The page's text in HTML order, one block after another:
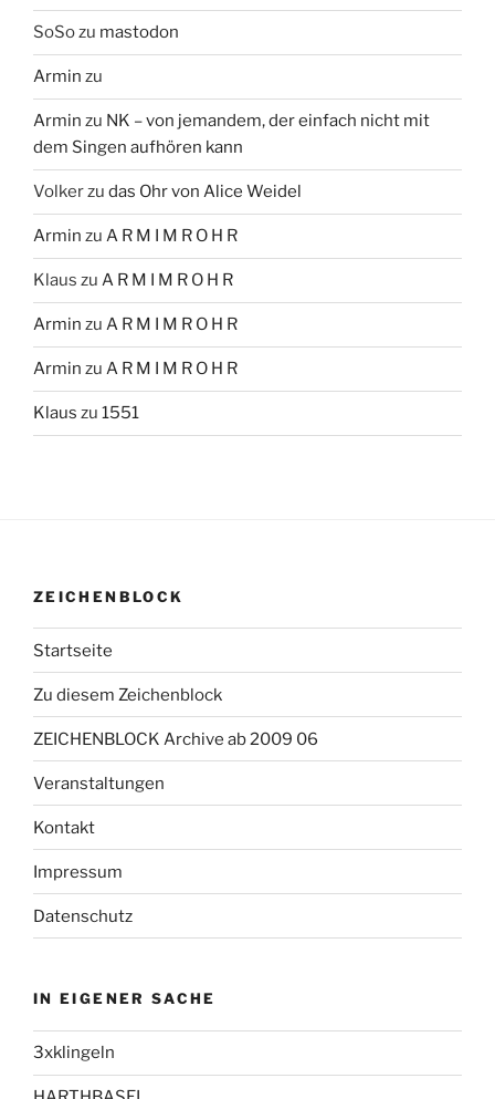
SoSozu mastodon
Armin zu
Armin zu NK – von jemandem, der einfach nicht mit
dem Singen aufhören kann
Volkerzu das Ohr von Alice Weidel
Armin zu A R M I M R O H R
Klaus zu A R M I M R O H R
Armin zu A R M I M R O H R
Armin zu A R M I M R O H R
Klaus zu 1551
ZEICHENBLOCK
Startseite
Zu diesem Zeichenblock
ZEICHENBLOCK Archive ab 2009 06
Veranstaltungen
Kontakt
Impressum
Datenschutz
IN EIGENER SACHE
3xklingeln